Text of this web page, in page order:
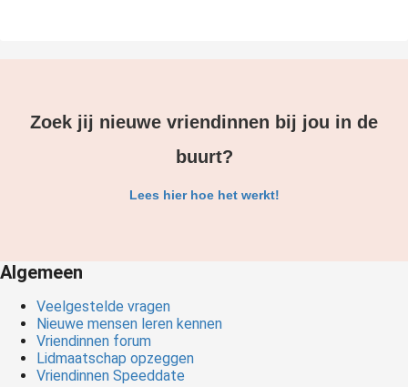
Zoek jij nieuwe vriendinnen bij jou in de
buurt?
Lees hier hoe het werkt!
Algemeen
Veelgestelde vragen
Nieuwe mensen leren kennen
Vriendinnen forum
Lidmaatschap opzeggen
Vriendinnen Speeddate